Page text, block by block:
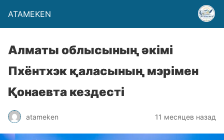
ATAMEKEN
Алматы облысының әкімі
Пхёнтхэк қаласының мэрімен
Қонаевта кездесті
atameken 11 месяцев назад